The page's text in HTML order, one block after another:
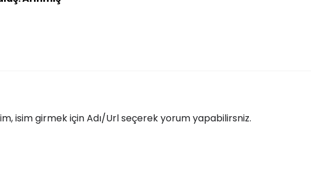
isim girmek için Adı/Url seçerek yorum yapabilirsniz.